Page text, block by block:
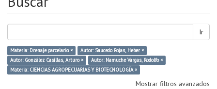
Ir
Materia: Drenaje parcelario ×
Autor: Saucedo Rojas, Heber ×
Autor: González Casillas, Arturo ×
Autor: Namuche Vargas, Rodolfo ×
Materia: CIENCIAS AGROPECUARIAS Y BIOTECNOLOGÍA ×
Mostrar filtros avanzados